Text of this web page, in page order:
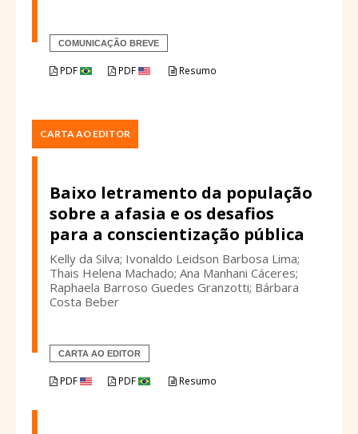
COMUNICAÇÃO BREVE
PDF PDF Resumo
CARTA AO EDITOR
Baixo letramento da população
sobre a afasia e os desafios
para a conscientização pública
Kelly da Silva; Ivonaldo Leidson Barbosa Lima;
Thais Helena Machado; Ana Manhani Cáceres;
Raphaela Barroso Guedes Granzotti; Bárbara
Costa Beber
CARTA AO EDITOR
PDF PDF Resumo